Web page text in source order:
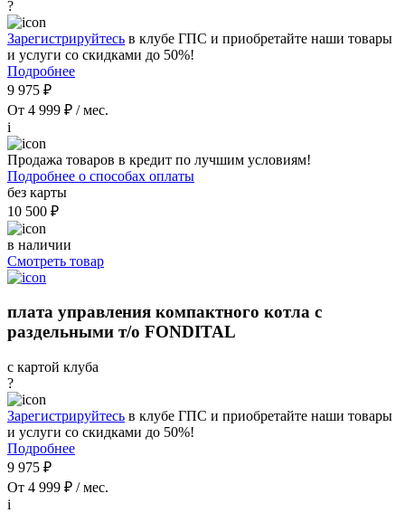
?
Зарегистрируйтесь в клубе ГПС и приобретайте наши товары
и услуги со скидками до 50%!
Подробнее
9 975 ₽
От 4 999 ₽ / мес.
i
Продажа товаров в кредит по лучшим условиям!
Подробнее о способах оплаты
без карты
10 500 ₽
в наличии
Смотреть товар
плата управления компактного котла с
раздельными т/о FONDITAL
с картой клуба
?
Зарегистрируйтесь в клубе ГПС и приобретайте наши товары
и услуги со скидками до 50%!
Подробнее
9 975 ₽
От 4 999 ₽ / мес.
i